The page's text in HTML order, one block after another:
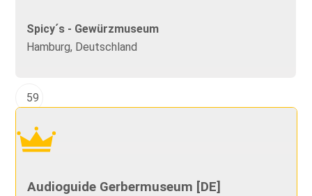
Spicy´s - Gewürzmuseum
Hamburg, Deutschland
59
Audioguide Gerbermuseum [DE]